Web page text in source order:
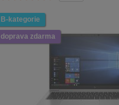
B-kategorie
doprava zdarma